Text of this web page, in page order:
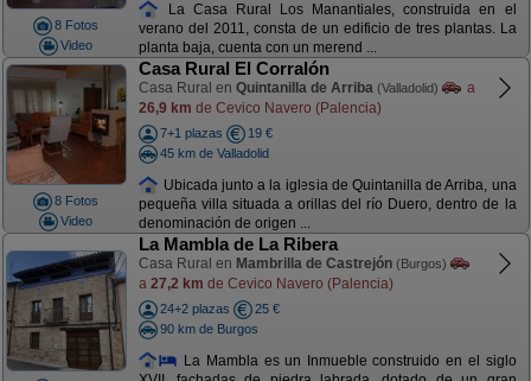
8 Fotos
Video
La Casa Rural Los Manantiales, construida en el
verano del 2011, consta de un edificio de tres plantas. La
planta baja, cuenta con un merend ...
8 Fotos
Video
Casa Rural El Corralón
Casa Rural en Quintanilla de Arriba (Valladolid)
a
26,9 km de Cevico Navero (Palencia)
7+1 plazas
19 €
45 km de Valladolid
Ubicada junto a la iglesia de Quintanilla de Arriba, una
pequeña villa situada a orillas del río Duero, dentro de la
denominación de origen ...
La Mambla de La Ribera
Casa Rural en Mambrilla de Castrejón (Burgos)
a 27,2 km de Cevico Navero (Palencia)
24+2 plazas
25 €
90 km de Burgos
La Mambla es un Inmueble construido en el siglo